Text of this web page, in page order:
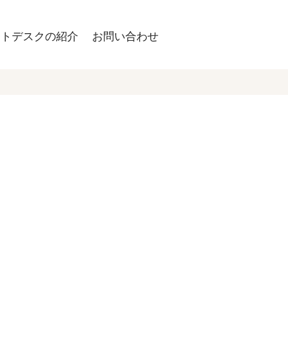
デスクの紹介 お問い合わせ